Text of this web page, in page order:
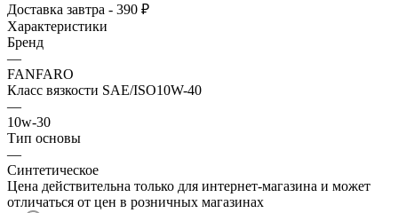
Доставка завтра - 390 ₽
Характеристики
Бренд
—
FANFARO
Класс вязкости SAE/ISO10W-40
—
10w-30
Тип основы
—
Синтетическое
Цена действительна только для интернет-магазина и может
отличаться от цен в розничных магазинах